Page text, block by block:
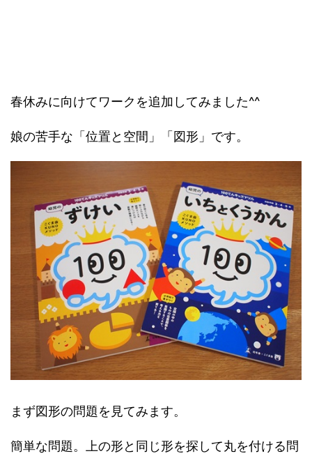
春休みに向けてワークを追加してみました^^
娘の苦手な「位置と空間」「図形」です。
まず図形の問題を見てみます。
簡単な問題。上の形と同じ形を探して丸を付ける問